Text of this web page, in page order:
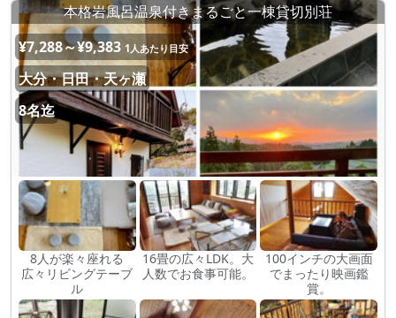
本格岩風呂温泉付きまるごと一棟貸切別荘
¥7,288～¥9,383 1人あたり目安
大分・日田・天ヶ瀬
8名迄
8人が楽々座れる
広々リビングテーブ
ル
16畳の広々LDK。大
人数でお食事可能。
100インチの大画面
でまったり映画鑑
賞。